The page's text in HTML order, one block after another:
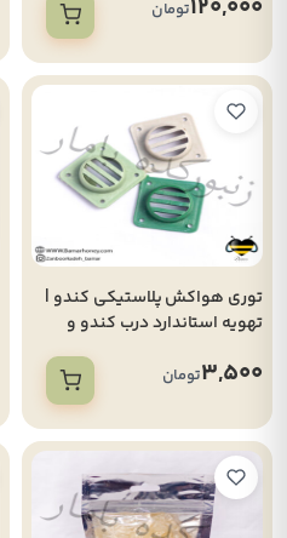
120,000تومان
توری هواکش پلاستیکی کندو |
تهویه استاندارد درب کندو و
3,500تومان